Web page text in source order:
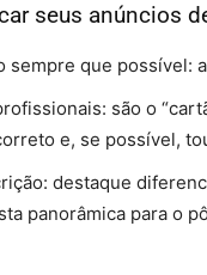
seus anúncios
sempre que possível:
são o
e, se possível,
destaque
panorâmica para o